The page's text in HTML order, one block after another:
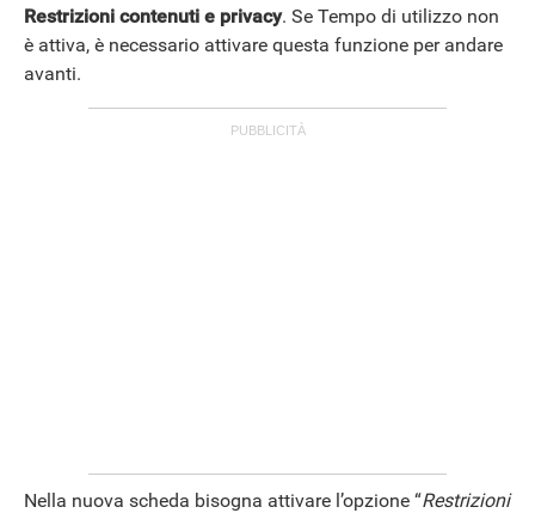
Restrizioni contenuti e privacy. Se Tempo di utilizzo non
è attiva, è necessario attivare questa funzione per andare
avanti.
Nella nuova scheda bisogna attivare l’opzione “Restrizioni